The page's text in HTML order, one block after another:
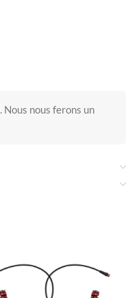
. Nous nous ferons un